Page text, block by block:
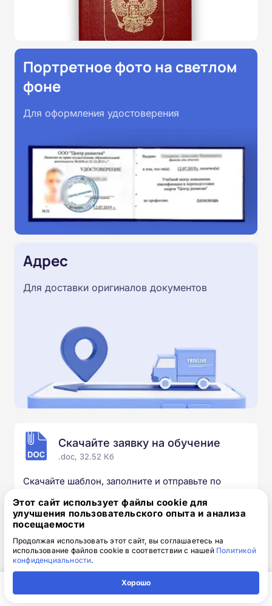
Портретное фото на светлом
фоне
Для оформления удостоверения
Адрес
Для доставки оригиналов документов
Скачайте заявку на обучение
.doc, 32.52 Кб
Скачайте шаблон, заполните и отправьте по
Обязательно укажите контактный номер телефон.
Наш специалист свяжется с вами и утонит все
Выбирайте курс под свои цели
Этот сайт использует файлы cookie для
улучшения пользовательского опыта и анализа
посещаемости
Продолжая использовать этот сайт, вы соглашаетесь на
использование файлов cookie в соответствии с нашей Политикой
конфиденциальности.
Хорошо